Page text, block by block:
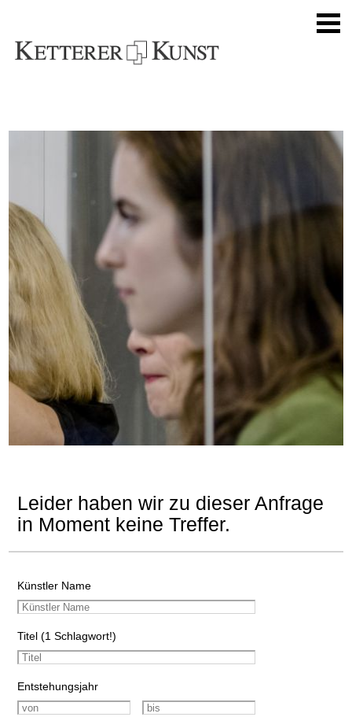
Leider haben wir zu dieser Anfrage
in Moment keine Treffer.
Künstler Name
Titel (1 Schlagwort!)
Entstehungsjahr